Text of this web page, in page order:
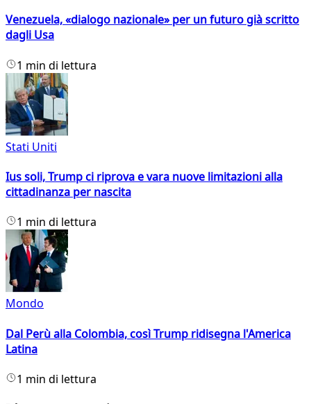
Venezuela, «dialogo nazionale» per un futuro già scritto
dagli Usa
1 min di lettura
Stati Uniti
Ius soli, Trump ci riprova e vara nuove limitazioni alla
cittadinanza per nascita
1 min di lettura
Mondo
Dal Perù alla Colombia, così Trump ridisegna l'America
Latina
1 min di lettura